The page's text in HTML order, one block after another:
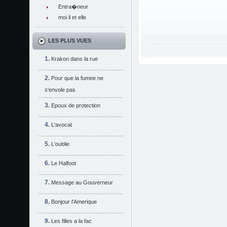
Entra�neur
moi il et elle
LES PLUS VUES
Krakon dans la rue
Pour que la fumee ne
s'envole pas
Epoux de protection
L'avocat
L'oublie
Le Halfoot
Message au Gouverneur
Bonjour l'Amerique
Les filles a la fac